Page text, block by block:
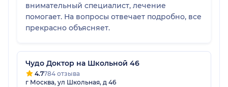
внимательный специалист, лечение
помогает. На вопросы отвечает подробно, все
прекрасно объясняет.
Чудо Доктор на Школьной 46
4.7784 отзыва
г Москва, ул Школьная, д 46